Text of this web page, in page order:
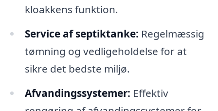
kloakkens funktion.
Service af septiktanke: Regelmæssig
tømning og vedligeholdelse for at
sikre det bedste miljø.
Afvandingssystemer: Effektiv